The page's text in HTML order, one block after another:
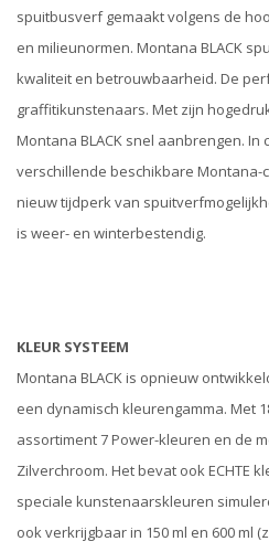
spuitbusverf gemaakt volgens de
en milieunormen. Montana BLACK
kwaliteit en betrouwbaarheid. De
graffitikunstenaars. Met zijn
Montana BLACK snel aanbrengen. In
verschillende beschikbare
nieuw tijdperk van
is weer- en winterbestendig.
KLEUR SYSTEEM
Montana BLACK is opnieuw
een dynamisch kleurengamma. Met
assortiment 7 Power-kleuren en de
Zilverchroom. Het bevat ook ECHTE
speciale kunstenaarskleuren
ook verkrijgbaar in 150 ml en 600 ml